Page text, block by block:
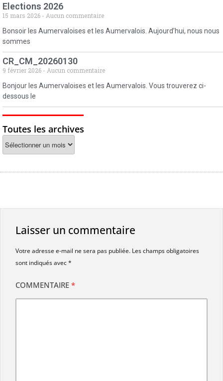
Elections 2026
15 mars 2026
Aucun commentaire
Bonsoir les Aumervaloises et les Aumervalois. Aujourd’hui, nous nous
sommes
CR_CM_20260130
9 février 2026
Aucun commentaire
Bonjour les Aumervaloises et les Aumervalois. Vous trouverez ci-
dessous le
Toutes les archives
Laisser un commentaire
Votre adresse e-mail ne sera pas publiée. Les champs obligatoires
sont indiqués avec*
COMMENTAIRE *